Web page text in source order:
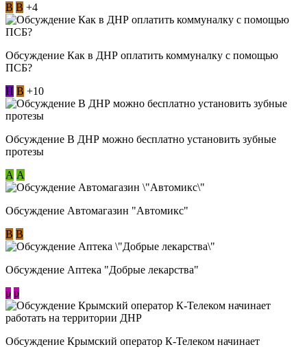
В В +4
Обсуждение Как в ДНР оплатить коммуналку с помощью
ПСБ?
Н В +10
Обсуждение В ДНР можно бесплатно установить зубные
протезы
А А
Обсуждение Автомагазин "Автомикс"
В В
Обсуждение Аптека "Добрые лекарства"
p p
Обсуждение Крымский оператор К-Телеком начинает